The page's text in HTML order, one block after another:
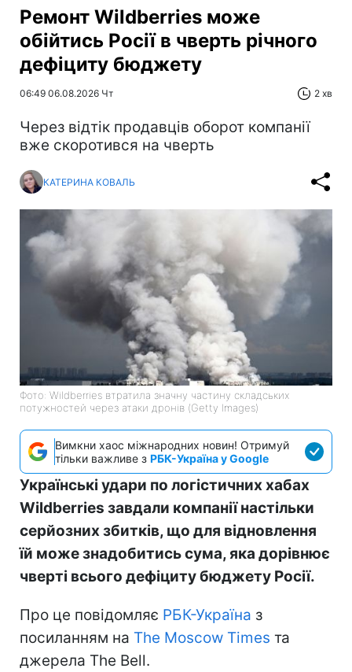
Ремонт Wildberries може
обійтись Росії в чверть річного
дефіциту бюджету
06:49 06.08.2026 Чт 2 хв
Через відтік продавців оборот компанії
вже скоротився на чверть
КАТЕРИНА КОВАЛЬ
Фото: Wildberries втратила значну частину складських
потужностей через атаки дронів (Getty Images)
Вимкни хаос міжнародних новин! Отримуй
тільки важливе з РБК-Україна у Google
Українські удари по логістичних хабах
Wildberries завдали компанії настільки
серйозних збитків, що для відновлення
їй може знадобитись сума, яка дорівнює
чверті всього дефіциту бюджету Росії.
Про це повідомляє РБК-Україна з
посиланням на The Moscow Times та
джерела The Bell.